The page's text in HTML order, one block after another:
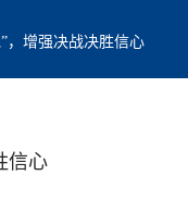
，增强决战决胜信心
信心